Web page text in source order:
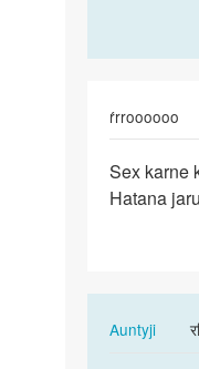
ŕrroooooo
Sex
karne
Sex karne
Hatana
AuntyjiIn